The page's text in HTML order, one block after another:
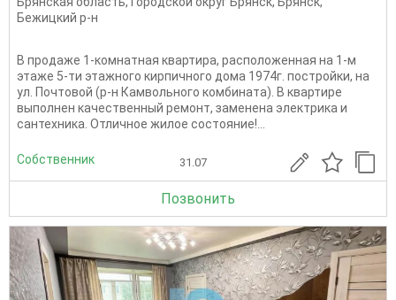
Бежицкий р-н
В продаже 1-комнатная квартира, расположенная на 1-м
этаже 5-ти этажного кирпичного дома 1974г. постройки, на
ул. Почтовой (р-н Камвольного комбината). В квартире
выполнен качественный ремонт, заменена электрика и
сантехника. Отличное жилое состояние!...
Собственник 31.07
Позвонить